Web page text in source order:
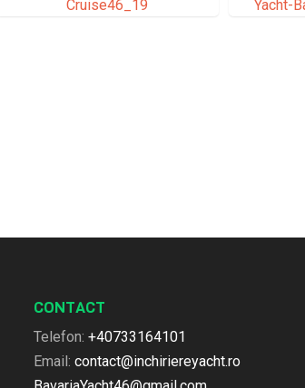
CONTACT
Telefon:+40733164101
Email:contact@inchiriereyacht.ro